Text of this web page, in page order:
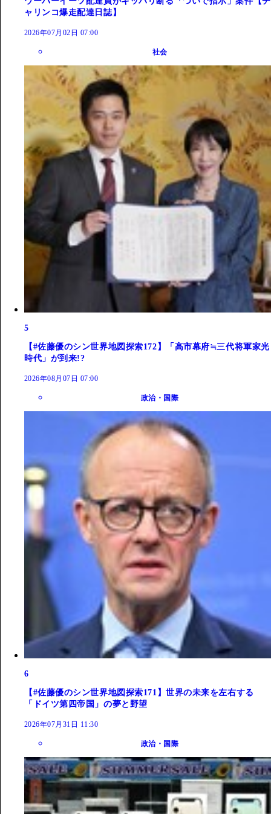
ャリンコ爆走配達日誌】
2026年07月02日 07:00
社会
5
【#佐藤優のシン世界地図探索172】「高市幕府≒三代将軍家光
時代」が到来!?
2026年08月07日 07:00
政治・国際
6
【#佐藤優のシン世界地図探索171】世界の未来を左右する
「ドイツ第四帝国」の夢と野望
2026年07月31日 11:30
政治・国際